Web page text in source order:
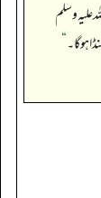
علیہ وسلم
ہو گا۔“